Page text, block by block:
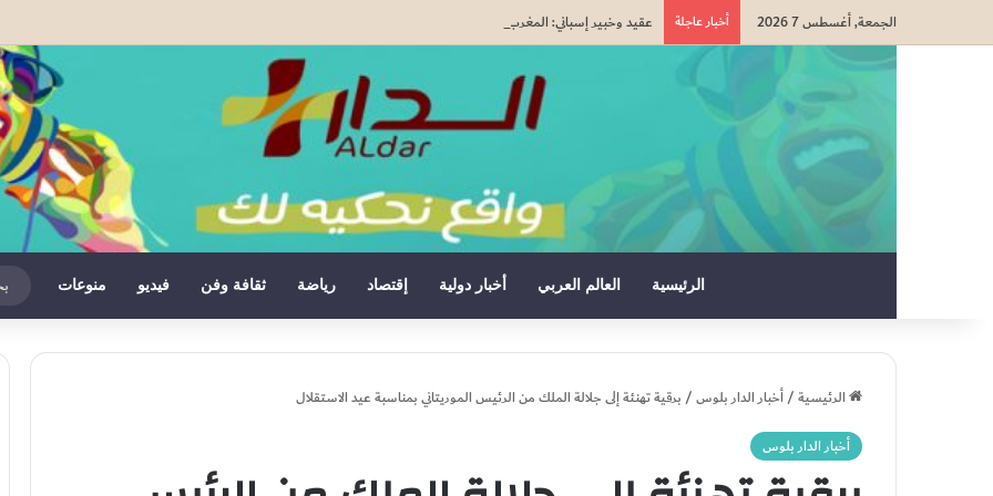
الجمعة, أغسطس 7 2026 أخبار عاجلة عقيد وخبير إسباني: المغرب كسب أقوى حلفائه… وسبتة ومليلية أصبحتا عبئاً على إسبانيا
الرئيسية العالم العربي أخبار دولية إقتصاد رياضة ثقافة وفن فيديو منوعات
الرئيسية/أخبار الدار بلوس/برقية تهنئة إلى جلالة الملك من الرئيس الموريتاني بمناسبة عيد الاستقلال
أخبار الدار بلوس